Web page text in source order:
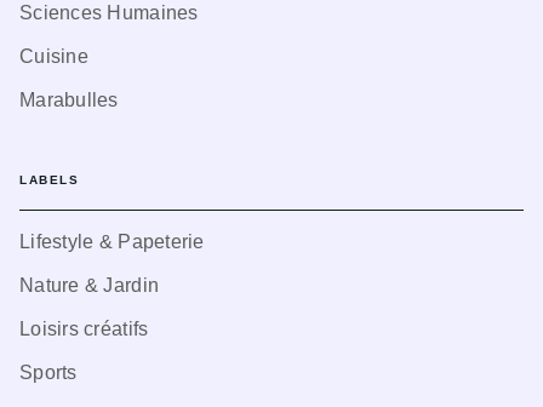
Sciences Humaines
Cuisine
Marabulles
LABELS
Lifestyle & Papeterie
Nature & Jardin
Loisirs créatifs
Sports